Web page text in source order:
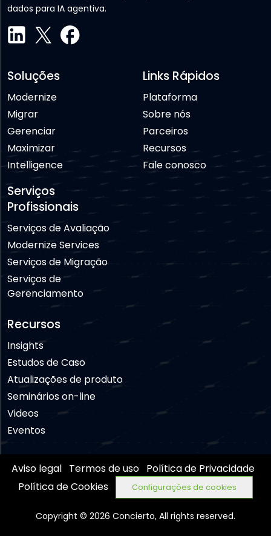
dados para IA agentiva.
Soluções
Modernize
Migrar
Gerenciar
Maximizar
Intelligence
Serviços
Profissionais
Serviços de Avaliação
Modernize Services
Serviços de Migração
Serviços de
Gerenciamento
Links Rápidos
Plataforma
Sobre nós
Parceiros
Recursos
Fale conosco
Recursos
Insights
Estudos de Caso
Atualizações de produto
Seminários on-line
Videos
Eventos
Aviso legal Termos de uso Política de Privacidade
Política de Cookies
Configurações de cookies
Copyright © 2026 Concierto, All rights reserved.